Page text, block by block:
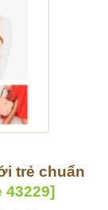
trẻ chuẩn
43229]